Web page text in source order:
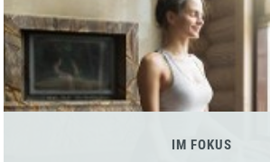
IM FOKUS